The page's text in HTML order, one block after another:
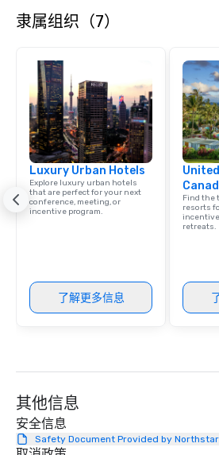
隶属组织（7）
Luxury Urban Hotels
Explore luxury urban hotels
that are perfect for your next
conference, meeting, or
incentive program.
了解更多信息
Find the
resorts
retreats.
其他信息
安全信息
Safety Document Provided by Northstar